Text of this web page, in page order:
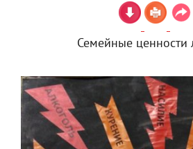
Семейные ценности